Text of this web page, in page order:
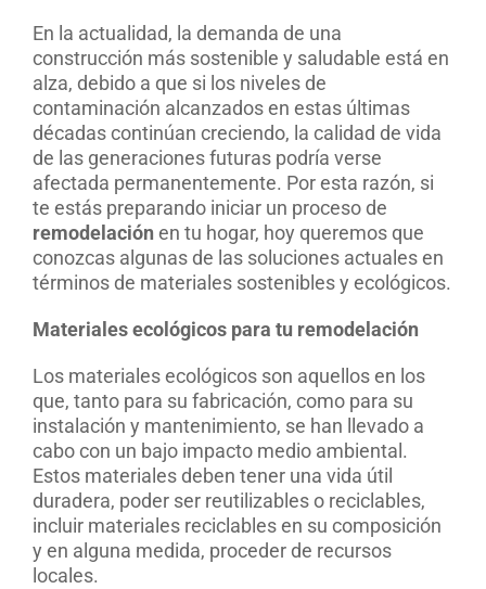
En la actualidad, la demanda de una
construcción más sostenible y saludable está en
alza, debido a que si los niveles de
contaminación alcanzados en estas últimas
décadas continúan creciendo, la calidad de vida
de las generaciones futuras podría verse
afectada permanentemente. Por esta razón, si
te estás preparando iniciar un proceso de
remodelaciónen tu hogar, hoy queremos que
conozcas algunas de las soluciones actuales en
términos de materiales sostenibles y ecológicos.
Materiales ecológicos para tu remodelación
Los materiales ecológicos son aquellos en los
que, tanto para su fabricación, como para su
instalación y mantenimiento, se han llevado a
cabo con un bajo impacto medio ambiental.
Estos materiales deben tener una vida útil
duradera, poder ser reutilizables o reciclables,
incluir materiales reciclables en su composición
y en alguna medida, proceder de recursos
locales.